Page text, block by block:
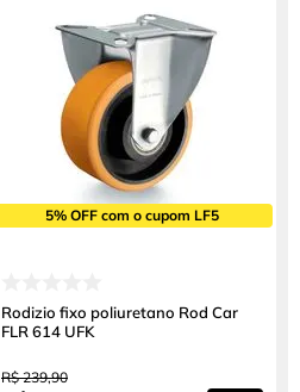
5% OFF com o cupom LF5
Rodizio fixo poliuretano Rod Car
FLR 614 UFK
R$ 239,90